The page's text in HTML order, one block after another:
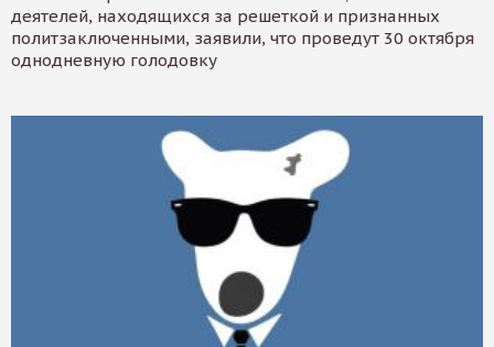
деятелей, находящихся за решеткой и признанных
политзаключенными, заявили, что проведут 30 октября
однодневную голодовку